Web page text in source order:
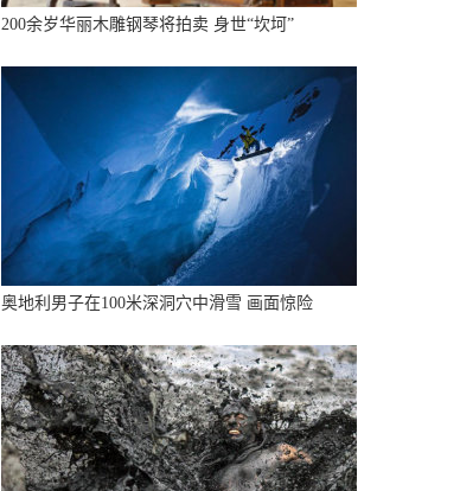
200余岁华丽木雕钢琴将拍卖 身世“坎坷”
奥地利男子在100米深洞穴中滑雪 画面惊险